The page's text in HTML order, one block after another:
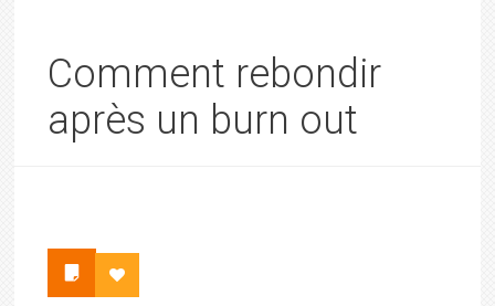
Comment rebondir
après un burn out